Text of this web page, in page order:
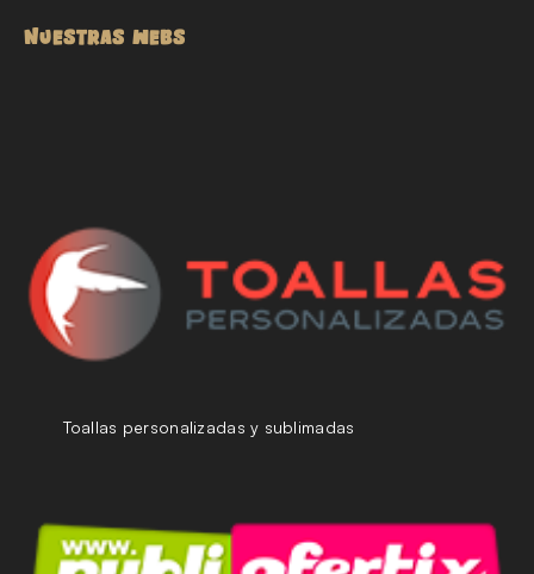
NUESTRAS WEBS
Toallas personalizadas y sublimadas